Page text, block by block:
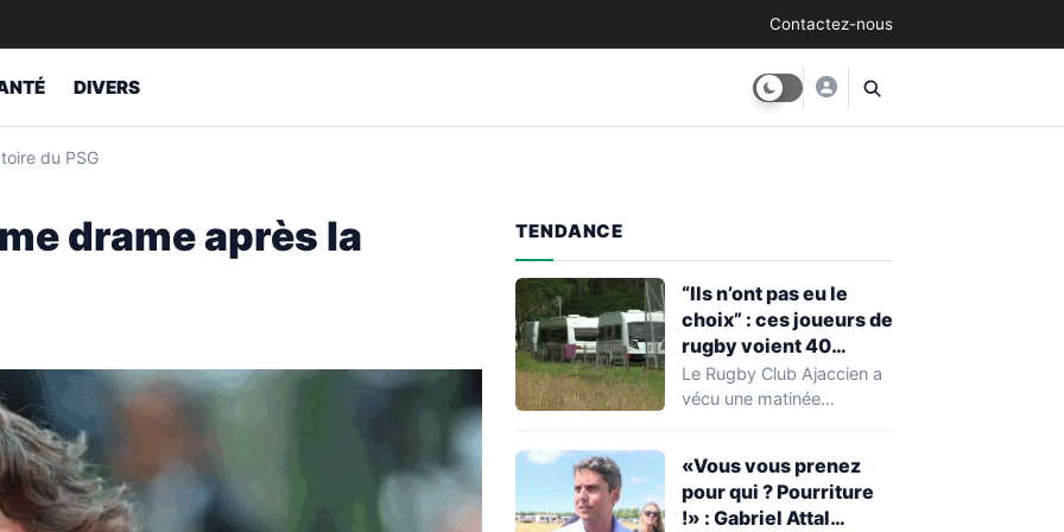
Contactez-nous
DIVERS
du PSG
drame après la
TENDANCE
“Ils n’ont pas eu le
choix” : ces joueurs de
rugby voient 40
caravanes de gens du
voyage s’installer
heure
Le Rugby Club Ajaccien a
vécu une matinée
découverte d'une…
«Vous vous prenez
pour qui ? Pourriture
!» : Gabriel Attal